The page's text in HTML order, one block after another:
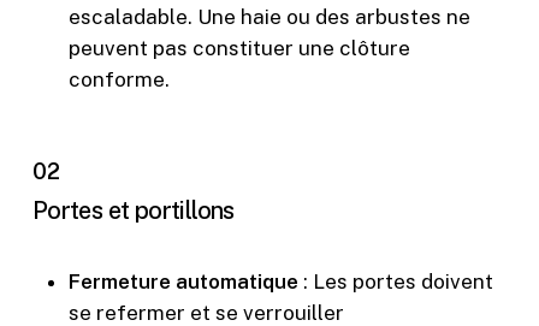
escaladable. Une haie ou des arbustes ne
peuvent pas constituer une clôture
conforme.
02
Portes et portillons
Fermeture automatique : Les portes doivent
se refermer et se verrouiller